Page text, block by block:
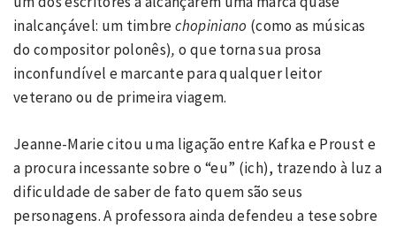
inalcançável: um timbrechopiniano (como as músicas
do compositor polonês),o que torna sua prosa
inconfundível e marcante para qualquer leitor
veterano ou de primeira viagem.
Jeanne-Marie citou uma ligação entre Kafka e Proust e
a procura incessante sobre o “eu” (ich), trazendo à luz a
dificuldade de saber de fato quem são seus
personagens. A professora ainda defendeu a tese sobre